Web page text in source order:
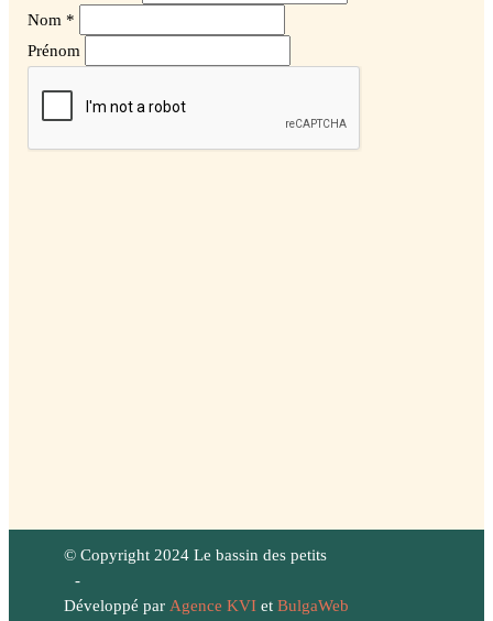
Nom *
Prénom
© Copyright 2024 Le bassin des petits
-
Développé par Agence KVIet BulgaWeb